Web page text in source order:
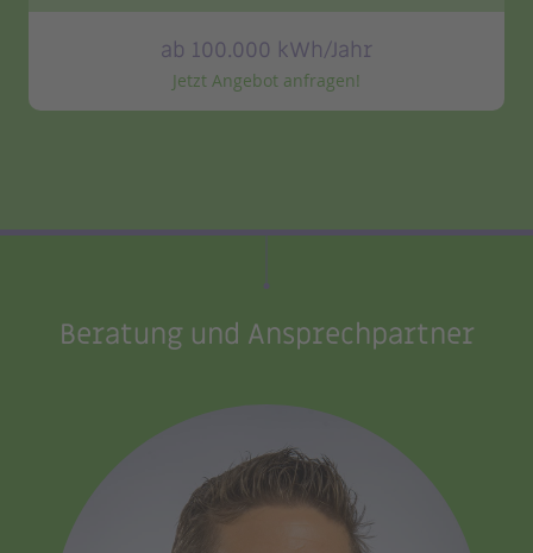
ab 100.000 kWh/Jahr
Jetzt Angebot anfragen!
Beratung und Ansprechpartner